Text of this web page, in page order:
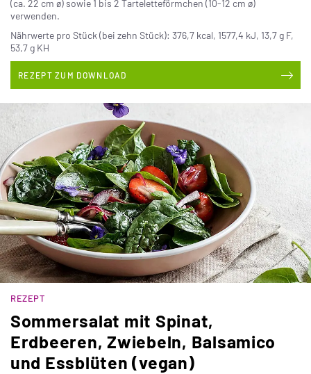
(ca. 22 cm ø) sowie 1 bis 2 Tarteletteförmchen (10-12 cm ø)
verwenden.
Nährwerte pro Stück (bei zehn Stück): 376,7 kcal, 1577,4 kJ, 13,7 g F,
53,7 g KH
REZEPT ZUM DOWNLOAD
REZEPT
Sommersalat mit Spinat,
Erdbeeren, Zwiebeln, Balsamico
und Essblüten (vegan)